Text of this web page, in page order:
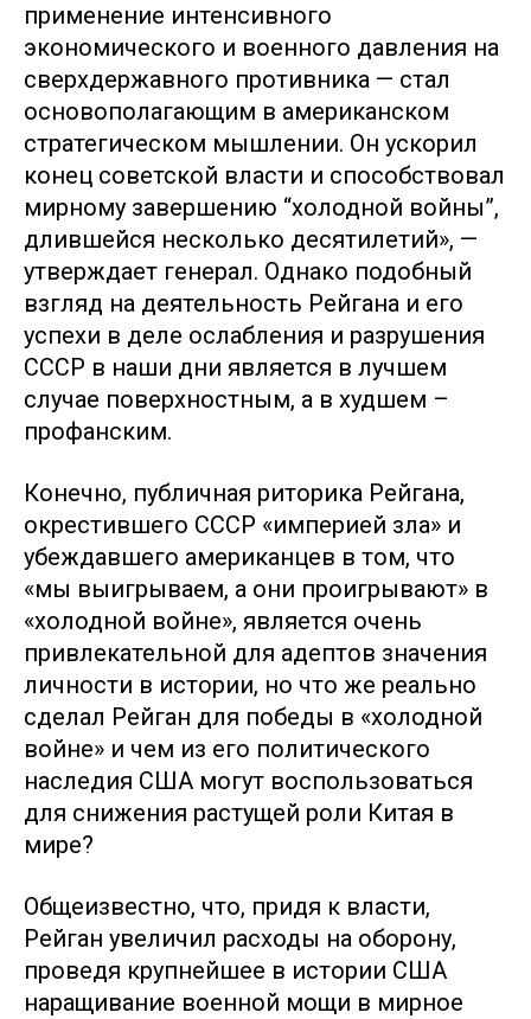
применение интенсивного
экономического и военного давления на
сверхдержавного противника — стал
основополагающим в американском
стратегическом мышлении. Он ускорил
конец советской власти и способствовал
мирному завершению “холодной войны”,
длившейся несколько десятилетий», —
утверждает генерал. Однако подобный
взгляд на деятельность Рейгана и его
успехи в деле ослабления и разрушения
СССР в наши дни является в лучшем
случае поверхностным, а в худшем –
профанским.
Конечно, публичная риторика Рейгана,
окрестившего СССР «империей зла» и
убеждавшего американцев в том, что
«мы выигрываем, а они проигрывают» в
«холодной войне», является очень
привлекательной для адептов значения
личности в истории, но что же реально
сделал Рейган для победы в «холодной
войне» и чем из его политического
наследия США могут воспользоваться
для снижения растущей роли Китая в
мире?
Общеизвестно, что, придя к власти,
Рейган увеличил расходы на оборону,
проведя крупнейшее в истории США
наращивание военной мощи в мирное